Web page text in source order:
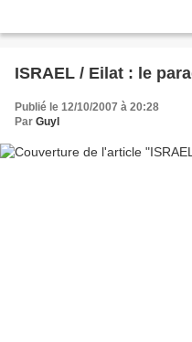
ISRAEL / Eilat : le
Publié le 12/10/2007 à 20:28
Par Guyl